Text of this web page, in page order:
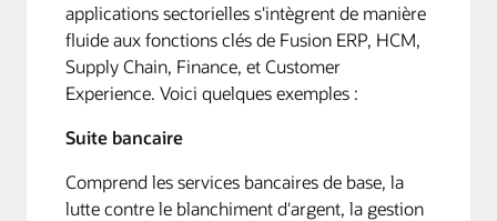
applications sectorielles s'intègrent de manière
fluide aux fonctions clés de Fusion ERP, HCM,
Supply Chain, Finance, et Customer
Experience. Voici quelques exemples :
Suite bancaire
Comprend les services bancaires de base, la
lutte contre le blanchiment d'argent, la gestion